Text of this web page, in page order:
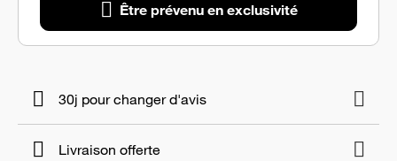
Être prévenu en exclusivité
30j pour changer d'avis
Livraison offerte